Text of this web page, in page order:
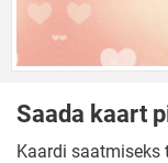
Saada kaart
Kaardi saatmiseks